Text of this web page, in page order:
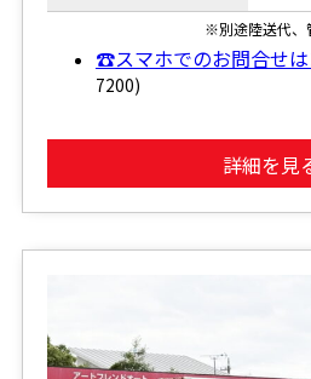
※別途陸送代、
☎スマホでのお問合せ
7200)
詳細を見